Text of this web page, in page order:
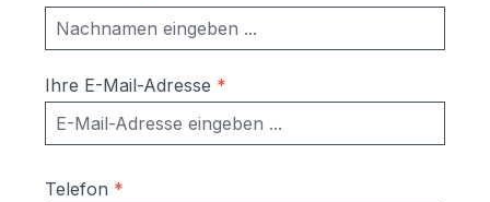
Ihre E-Mail-Adresse *
Telefon *